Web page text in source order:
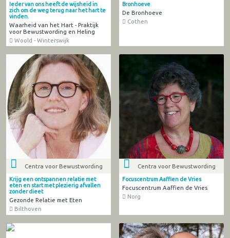
Ieder van ons heeft de wijsheid in
zich om de weg terug naar het hart te
vinden.
Waarheid van het Hart - Praktijk
voor Bewustwording en Heling
Woold - Winterswijk
Bronhoeve
De Bronhoeve
Cothen
Centra voor Bewustwording
Krijg een ontspannen relatie met
eten en start met plezierig afvallen
zonder dieet
Gezonde Relatie met Eten
Bilthoven
Centra voor Bewustwording
Focuscentrum Aaffien de Vries
Focuscentrum Aaffien de Vries
Norg